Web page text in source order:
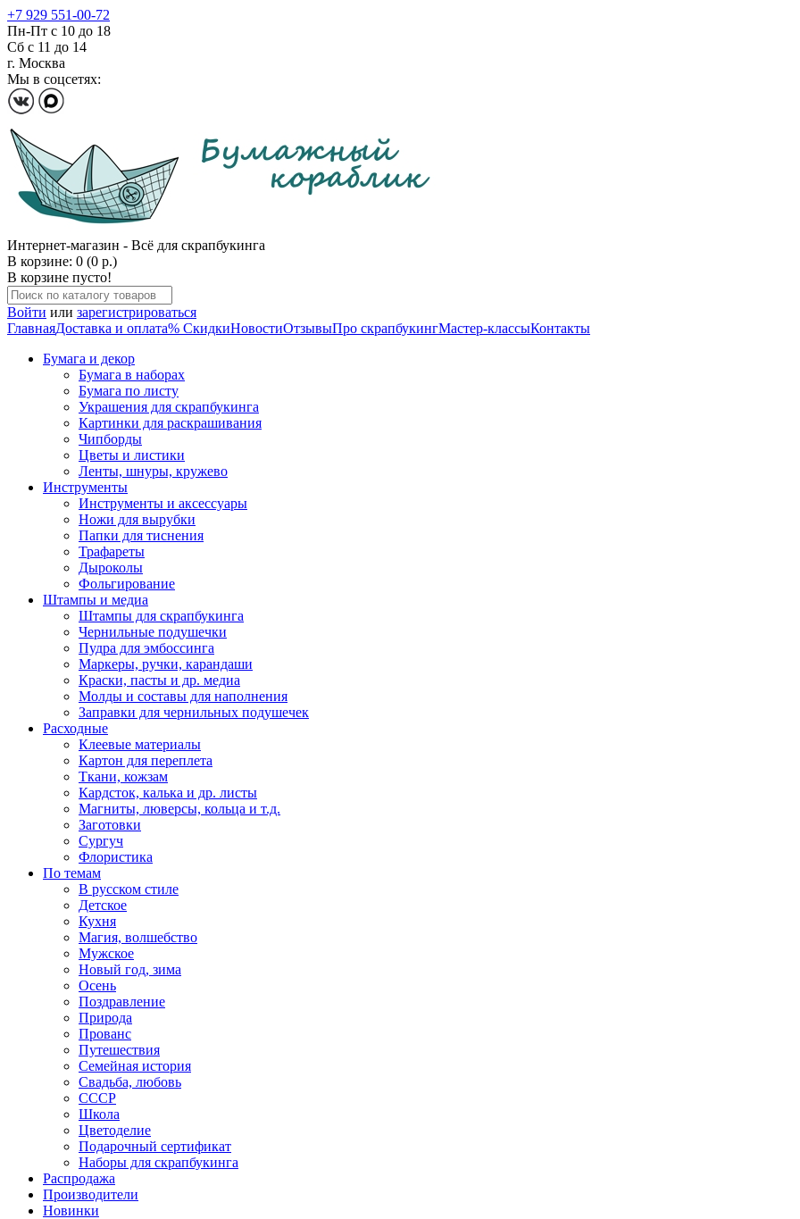
+7 929 551-00-72
Пн-Пт с 10 до 18
Сб с 11 до 14
г. Москва
Мы в соцсетях:
Интернет-магазин - Всё для скрапбукинга
В корзине: 0 (0 р.)
В корзине пусто!
Войти или зарегистрироваться
ГлавнаяДоставка и оплата% СкидкиНовостиОтзывыПро скрапбукингМастер-классыКонтакты
Бумага и декор
Бумага в наборах
Бумага по листу
Украшения для скрапбукинга
Картинки для раскрашивания
Чипборды
Цветы и листики
Ленты, шнуры, кружево
Инструменты
Инструменты и аксессуары
Ножи для вырубки
Папки для тиснения
Трафареты
Дыроколы
Фольгирование
Штампы и медиа
Штампы для скрапбукинга
Чернильные подушечки
Пудра для эмбоссинга
Маркеры, ручки, карандаши
Краски, пасты и др. медиа
Молды и составы для наполнения
Заправки для чернильных подушечек
Расходные
Клеевые материалы
Картон для переплета
Ткани, кожзам
Кардсток, калька и др. листы
Магниты, люверсы, кольца и т.д.
Заготовки
Сургуч
Флористика
По темам
В русском стиле
Детское
Кухня
Магия, волшебство
Мужское
Новый год, зима
Осень
Поздравление
Природа
Прованс
Путешествия
Семейная история
Свадьба, любовь
СССР
Школа
Цветоделие
Подарочный сертификат
Наборы для скрапбукинга
Распродажа
Производители
Новинки